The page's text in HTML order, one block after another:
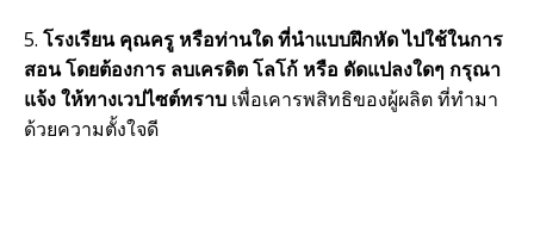
5. โรงเรียน คุณครู หรือท่านใด ที่นำแบบฝึกหัด ไปใช้ในการ
สอน โดยต้องการ ลบเครดิต โลโก้ หรือ ดัดแปลงใดๆ กรุณา
แจ้ง ให้ทางเวปไซต์ทราบ เพื่อเคารพสิทธิของผู้ผลิต ที่ทำมา
ด้วยความตั้งใจดี